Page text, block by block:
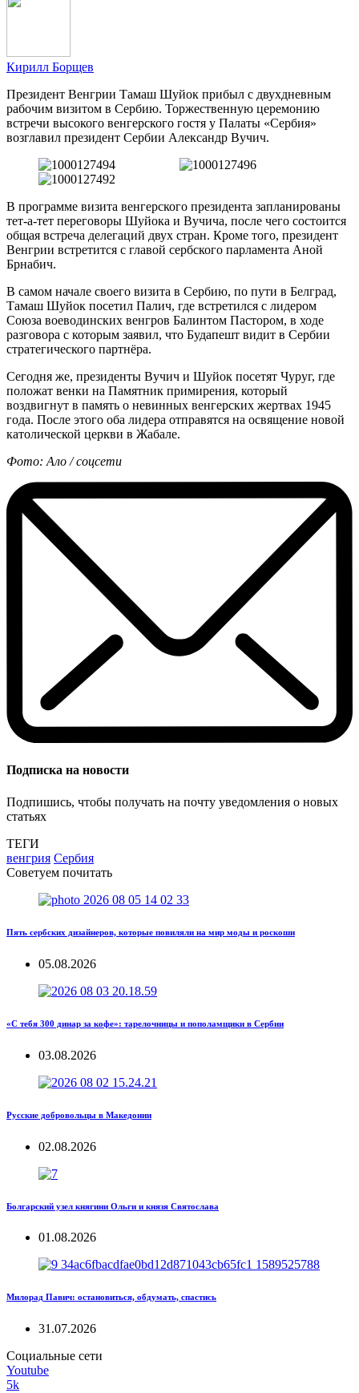
Кирилл Борщев
Президент Венгрии Тамаш Шуйок прибыл с двухдневным
рабочим визитом в Сербию. Торжественную церемонию
встречи высокого венгерского гостя у Палаты «Сербия»
возглавил президент Сербии Александр Вучич.
В программе визита венгерского президента запланированы
тет-а-тет переговоры Шуйока и Вучича, после чего состоится
общая встреча делегаций двух стран. Кроме того, президент
Венгрии встретится с главой сербского парламента Аной
Брнабич.
В самом начале своего визита в Сербию, по пути в Белград,
Тамаш Шуйок посетил Палич, где встретился с лидером
Союза воеводинских венгров Балинтом Пастором, в ходе
разговора с которым заявил, что Будапешт видит в Сербии
стратегического партнёра.
Сегодня же, президенты Вучич и Шуйок посетят Чуруг, где
положат венки на Памятник примирения, который
воздвигнут в память о невинных венгерских жертвах 1945
года. После этого оба лидера отправятся на освящение новой
католической церкви в Жабале.
Фото: Ало / соцсети
Подписка на новости
Подпишись, чтобы получать на почту уведомления о новых
статьях
ТЕГИ
венгрия Сербия
Советуем почитать
Пять сербских дизайнеров, которые повиляли на мир моды и роскоши
05.08.2026
«С тебя 300 динар за кофе»: тарелочницы и пополамщики в Сербии
03.08.2026
Русские добровольцы в Македонии
02.08.2026
Болгарский узел княгини Ольги и князя Святослава
01.08.2026
Милорад Павич: остановиться, обдумать, спастись
31.07.2026
Социальные сети
Youtube
5k